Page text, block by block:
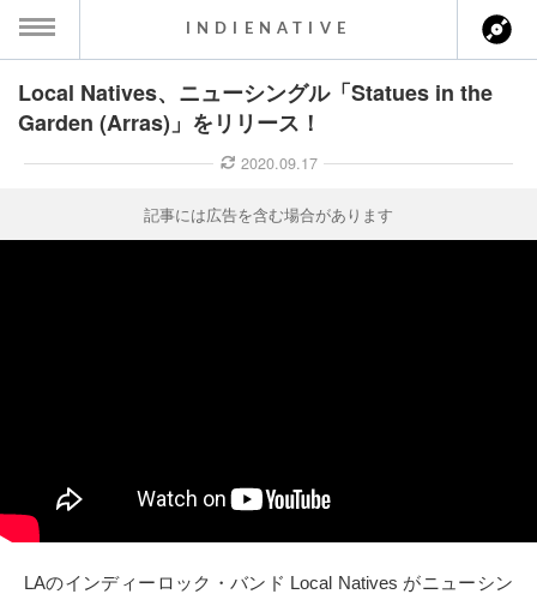
MENU
ト
クト
INDIENATIVE
Local Natives、ニューシングル「Statues in the
Garden (Arras)」をリリース！
2020.09.17
記事には広告を含む場合があります
LAのインディーロック・バンド Local Natives がニューシン